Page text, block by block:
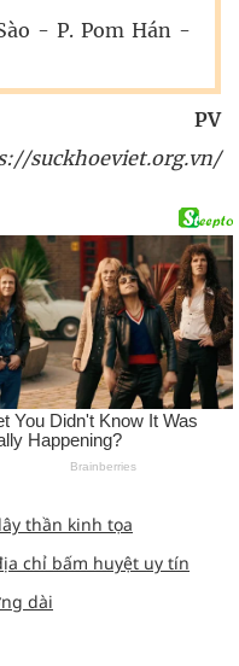
- P. Pom Hán -
PV
suckhoeviet.org.vn/
thần kinh tọa
chỉ bấm huyệt uy tín
dài